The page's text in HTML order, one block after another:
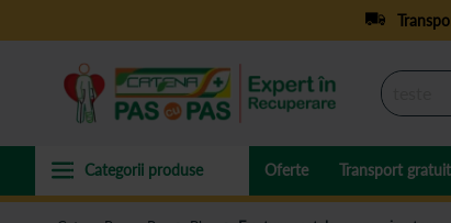
Oferte Transport gratuit